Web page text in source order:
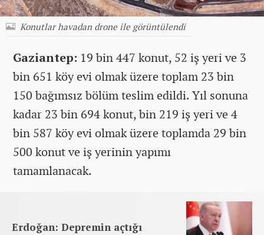
Konutlar havadan drone ile görüntülendi
Gaziantep: 19 bin 447 konut, 52 iş yeri ve 3
bin 651 köy evi olmak üzere toplam 23 bin
150 bağımsız bölüm teslim edildi. Yıl sonuna
kadar 23 bin 694 konut, bin 219 iş yeri ve 4
bin 587 köy evi olmak üzere toplamda 29 bin
500 konut ve iş yerinin yapımı
tamamlanacak.
Erdoğan: Depremin açtığı